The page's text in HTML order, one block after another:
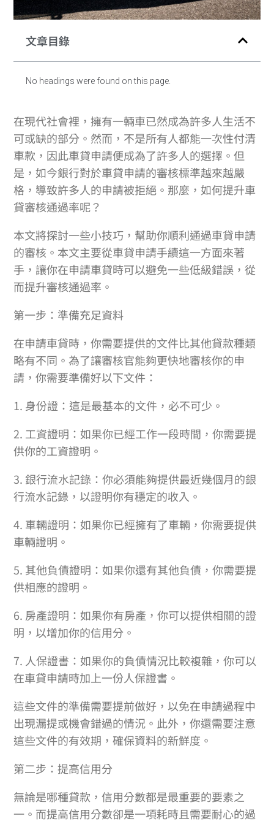
文章目錄
No headings were found on this page.
在現代社會裡，擁有一輛車已然成為許多人生活不
可或缺的部分。然而，不是所有人都能一次性付清
車款，因此車貸申請便成為了許多人的選擇。但
是，如今銀行對於車貸申請的審核標準越來越嚴
格，導致許多人的申請被拒絕。那麼，如何提升車
貸審核通過率呢？
本文將探討一些小技巧，幫助你順利通過車貸申請
的審核。本文主要從車貸申請手續這一方面來著
手，讓你在申請車貸時可以避免一些低級錯誤，從
而提升審核通過率。
第一步：準備充足資料
在申請車貸時，你需要提供的文件比其他貸款種類
略有不同。為了讓審核官能夠更快地審核你的申
請，你需要準備好以下文件：
1. 身份證：這是最基本的文件，必不可少。
2. 工資證明：如果你已經工作一段時間，你需要提
供你的工資證明。
3. 銀行流水記錄：你必須能夠提供最近幾個月的銀
行流水記錄，以證明你有穩定的收入。
4. 車輛證明：如果你已經擁有了車輛，你需要提供
車輛證明。
5. 其他負債證明：如果你還有其他負債，你需要提
供相應的證明。
6. 房產證明：如果你有房產，你可以提供相關的證
明，以增加你的信用分。
7. 人保證書：如果你的負債情況比較複雜，你可以
在車貸申請時加上一份人保證書。
這些文件的準備需要提前做好，以免在申請過程中
出現漏提或機會錯過的情況。此外，你還需要注意
這些文件的有效期，確保資料的新鮮度。
第二步：提高信用分
無論是哪種貸款，信用分數都是最重要的要素之
一。而提高信用分數卻是一項耗時且需要耐心的過